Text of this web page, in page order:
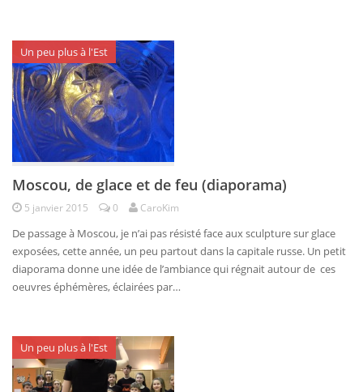
Un peu plus à l'Est
Moscou, de glace et de feu (diaporama)
5 janvier 2015 0 CaroKim
De passage à Moscou, je n’ai pas résisté face aux sculpture sur glace
exposées, cette année, un peu partout dans la capitale russe. Un petit
diaporama donne une idée de l’ambiance qui régnait autour de ces
oeuvres éphémères, éclairées par…
Un peu plus à l'Est